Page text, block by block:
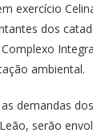
exercício
dos
ambiental.
demandas
serão